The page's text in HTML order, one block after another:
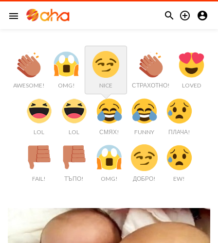
menu   
AWESOME! OMG! NICE СТРАХОТНО! LOVED
LOL LOL СМЯХ! FUNNY ПЛАЧА!
FAIL! ТЪПО! OMG! ДОБРО! EW!